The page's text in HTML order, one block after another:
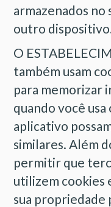
armazenados no
outro
O
também usam
para memorizar
quando você
aplicativo
similares. Além
permitir que
utilizem cookies
sua propriedade